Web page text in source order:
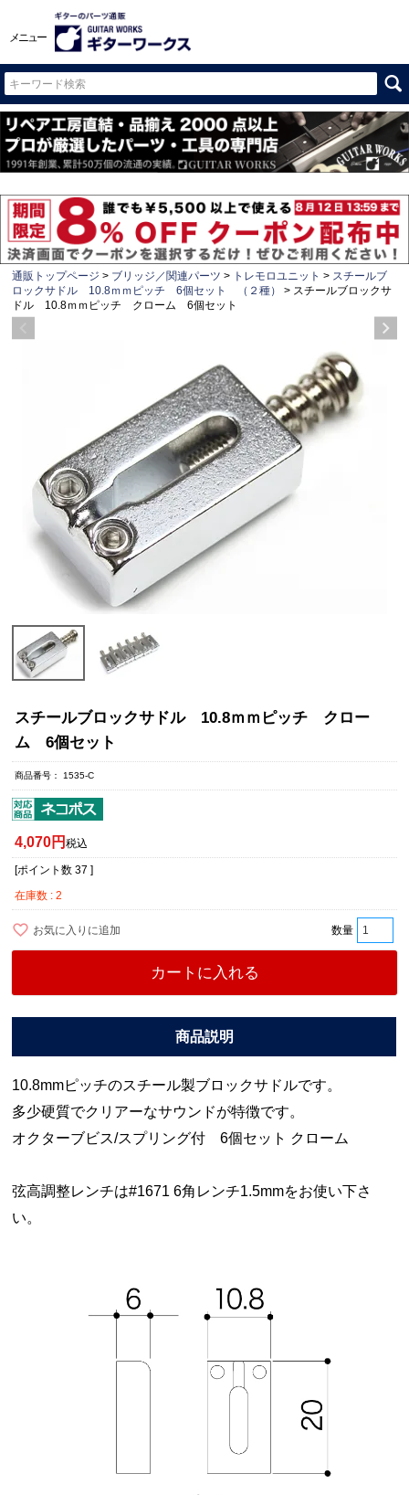
メニュー
通販トップページ ブリッジ／関連パーツ トレモロユニット
スチールブ
ロックサドル 10.8ｍｍピッチ 6個セット （２種）
スチールブロックサ
ドル 10.8ｍｍピッチ クローム 6個セット
スチールブロックサドル 10.8ｍｍピッチ クロー
ム 6個セット
商品番号 1535-C
4,070 税込
[ポイント数 37 ]
在庫数
2
お気に入りに追加
カートに入れる
10.8mmピッチのスチール製ブロックサドルです。
多少硬質でクリアーなサウンドが特徴です。
オクターブビス/スプリング付 6個セット クローム
弦高調整レンチは#1671 6角レンチ1.5mmをお使い下さ
い。